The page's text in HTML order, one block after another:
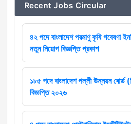
Recent Jobs Circular
৪২ পদে বাংলাদেশ পরমাণু কৃষি গবেষণা
নতুন নিয়োগ বিজ্ঞপ্তি প্রকাশ
১৮৫ পদে বাংলাদেশ পল্লী উন্নয়ন বোর্ড
বিজ্ঞপ্তি ২০২৬